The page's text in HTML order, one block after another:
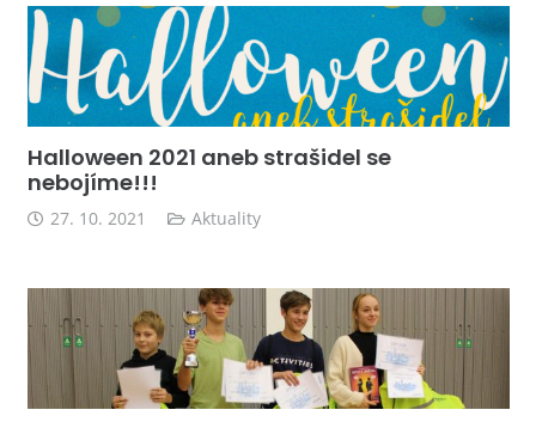
Halloween 2021 aneb strašidel se
nebojíme!!!
27. 10. 2021 Aktuality